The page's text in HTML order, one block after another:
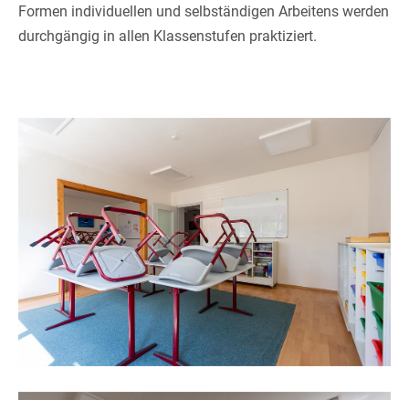
Formen individuellen und selbständigen Arbeitens werden
durchgängig in allen Klassenstufen praktiziert.